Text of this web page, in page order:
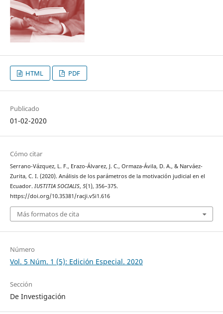
HTML PDF
Publicado
01-02-2020
Cómo citar
Serrano-Vázquez, L. F., Erazo-Álvarez, J. C., Ormaza-Ávila, D. A., & Narváez-
Zurita, C. I. (2020). Análisis de los parámetros de la motivación judicial en el
Ecuador. IUSTITIA SOCIALIS, 5(1), 356–375.
https://doi.org/10.35381/racji.v5i1.616
Más formatos de cita
Número
Vol. 5 Núm. 1 (5): Edición Especial. 2020
Sección
De Investigación